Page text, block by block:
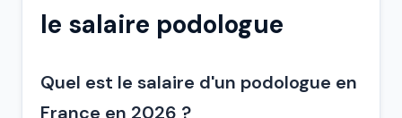
le salaire podologue
Quel est le salaire d'un podologue en
France en 2026 ?